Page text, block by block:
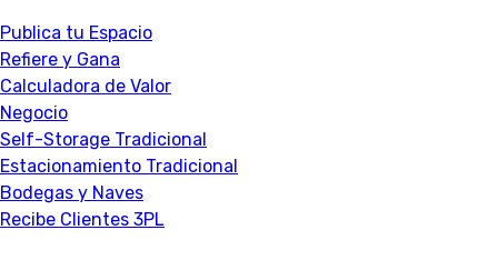
Publica tu Espacio
Refiere y Gana
Calculadora de Valor
Negocio
Self-Storage Tradicional
Estacionamiento Tradicional
Bodegas y Naves
Recibe Clientes 3PL